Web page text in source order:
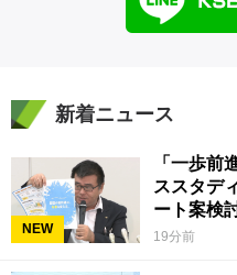
新着ニュース
NEW
「一歩
ススタデ
ート案検
19分前